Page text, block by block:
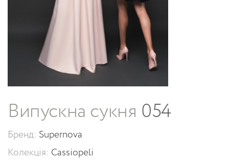
Випускна сукня 054
Бренд: Supernova
Колекція: Cassiopeli